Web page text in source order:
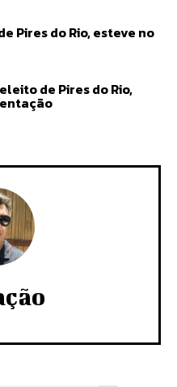
Pires do Rio, esteve no
de Pires do Rio,